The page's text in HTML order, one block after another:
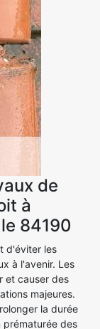
de
à
84190
d'éviter les
à l'avenir. Les
et causer des
majeures.
la durée
des